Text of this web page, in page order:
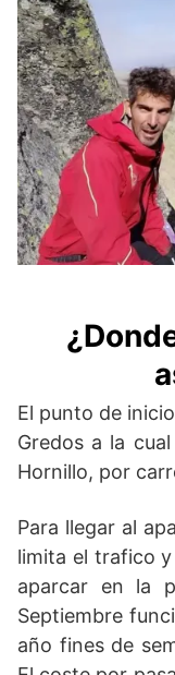
El punto de
Gredos a la
Hornillo, por
Para llegar al
limita el trafico
aparcar en la
Septiembre
año fines de